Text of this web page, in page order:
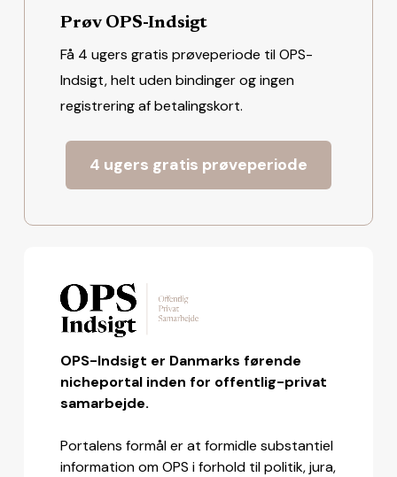
Prøv OPS-Indsigt
Få 4 ugers gratis prøveperiode til OPS-
Indsigt, helt uden bindinger og ingen
registrering af betalingskort.
4 ugers gratis prøveperiode
OPS-Indsigt er Danmarks førende
nicheportal inden for offentlig-privat
samarbejde.
Portalens formål er at formidle substantiel
information om OPS i forhold til politik, jura,